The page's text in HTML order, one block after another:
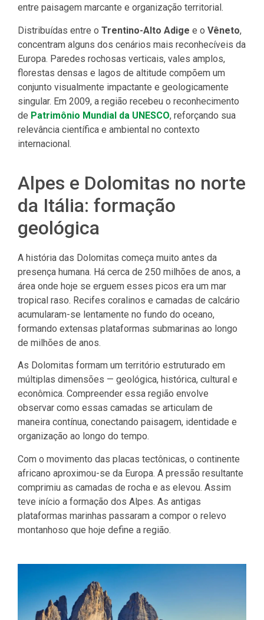
entre paisagem marcante e organização territorial.
Distribuídas entre o Trentino-Alto Adige e o Vêneto,
concentram alguns dos cenários mais reconhecíveis da
Europa. Paredes rochosas verticais, vales amplos,
florestas densas e lagos de altitude compõem um
conjunto visualmente impactante e geologicamente
singular. Em 2009, a região recebeu o reconhecimento
de Patrimônio Mundial da UNESCO, reforçando sua
relevância científica e ambiental no contexto
internacional.
Alpes e Dolomitas no norte
da Itália: formação
geológica
A história das Dolomitas começa muito antes da
presença humana. Há cerca de 250 milhões de anos, a
área onde hoje se erguem esses picos era um mar
tropical raso. Recifes coralinos e camadas de calcário
acumularam-se lentamente no fundo do oceano,
formando extensas plataformas submarinas ao longo
de milhões de anos.
As Dolomitas formam um território estruturado em
múltiplas dimensões — geológica, histórica, cultural e
econômica. Compreender essa região envolve
observar como essas camadas se articulam de
maneira contínua, conectando paisagem, identidade e
organização ao longo do tempo.
Com o movimento das placas tectônicas, o continente
africano aproximou-se da Europa. A pressão resultante
comprimiu as camadas de rocha e as elevou. Assim
teve início a formação dos Alpes. As antigas
plataformas marinhas passaram a compor o relevo
montanhoso que hoje define a região.